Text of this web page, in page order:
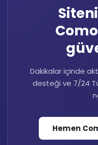
Dakikalar içinde
desteği ve 7/24
Hemen